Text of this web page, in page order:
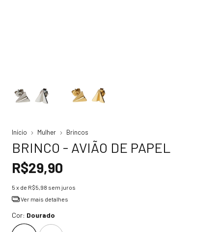
Início Mulher Brincos
BRINCO - AVIÃO DE PAPEL
R$29,90
5 x de R$5,98 sem juros
Ver mais detalhes
Cor: Dourado